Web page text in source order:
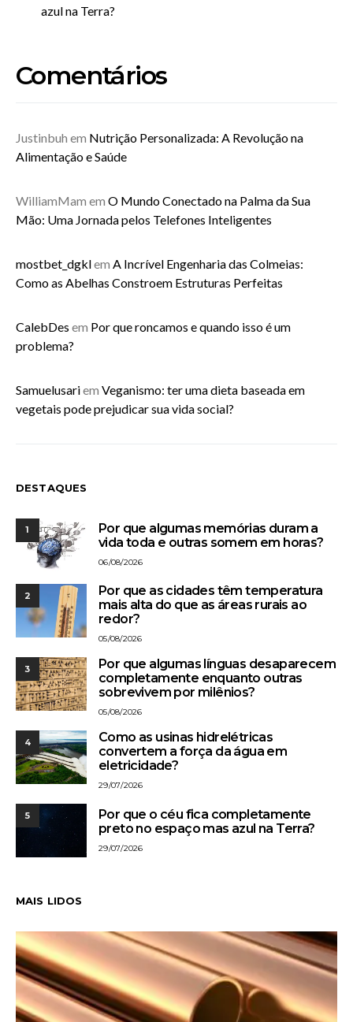
azul na Terra?
Comentários
Justinbuh em Nutrição Personalizada: A Revolução na
Alimentação e Saúde
WilliamMam em O Mundo Conectado na Palma da Sua
Mão: Uma Jornada pelos Telefones Inteligentes
mostbet_dgklem A Incrível Engenharia das Colmeias:
Como as Abelhas Constroem Estruturas Perfeitas
CalebDes em Por que roncamos e quando isso é um
problema?
Samuelusariem Veganismo: ter uma dieta baseada em
vegetais pode prejudicar sua vida social?
DESTAQUES
1
Por que algumas memórias duram a
vida toda e outras somem em horas?
06/08/2026
2
Por que as cidades têm temperatura
mais alta do que as áreas rurais ao
redor?
05/08/2026
3
Por que algumas línguas desaparecem
completamente enquanto outras
sobrevivem por milênios?
05/08/2026
4
Como as usinas hidrelétricas
convertem a força da água em
eletricidade?
29/07/2026
5
Por que o céu fica completamente
preto no espaço mas azul na Terra?
29/07/2026
MAIS LIDOS